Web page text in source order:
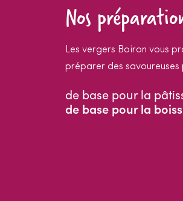
Nos
Les vergers Boiron vous
préparer des savoureuses
de base pour la
de base pour la